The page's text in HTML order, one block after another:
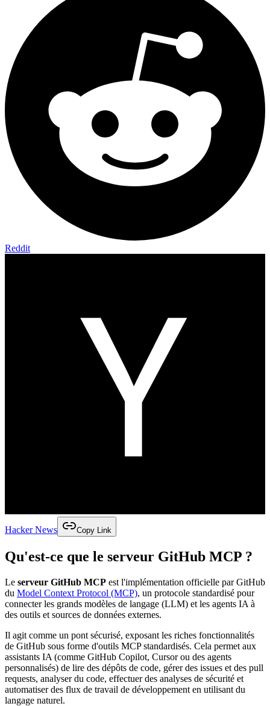
Reddit
Hacker News Copy Link
Qu'est-ce que le serveur GitHub MCP ?
Le serveur GitHub MCP est l'implémentation officielle par GitHub
du Model Context Protocol (MCP), un protocole standardisé pour
connecter les grands modèles de langage (LLM) et les agents IA à
des outils et sources de données externes.
Il agit comme un pont sécurisé, exposant les riches fonctionnalités
de GitHub sous forme d'outils MCP standardisés. Cela permet aux
assistants IA (comme GitHub Copilot, Cursor ou des agents
personnalisés) de lire des dépôts de code, gérer des issues et des pull
requests, analyser du code, effectuer des analyses de sécurité et
automatiser des flux de travail de développement en utilisant du
langage naturel.